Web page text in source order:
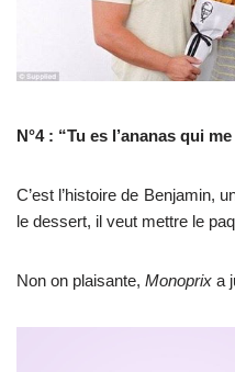
N°4 : “Tu es l’ananas qui
C’est l’histoire de Benjamin,
le dessert, il veut mettre le
Non on plaisante, Monoprix a